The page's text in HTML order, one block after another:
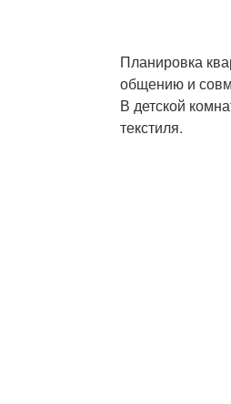
Планировка
общению и
В детской
текстиля.